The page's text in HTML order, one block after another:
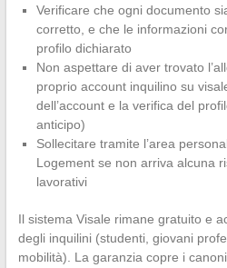
Verificare che ogni documento
corretto, e che le informazioni
profilo dichiarato
Non aspettare di aver trovato
proprio account inquilino su
dell’account e la verifica del
anticipo)
Sollecitare tramite l’area
Logement se non arriva alcuna
lavorativi
Il sistema Visale rimane gratuito e
degli inquilini (studenti, giovani
mobilità). La garanzia copre i